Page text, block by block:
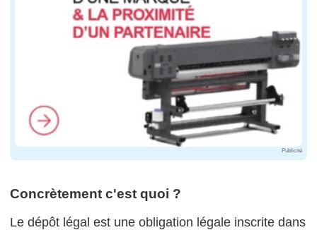
Publicité
Concrètement c'est quoi ?
Le dépôt légal est une obligation légale inscrite dans